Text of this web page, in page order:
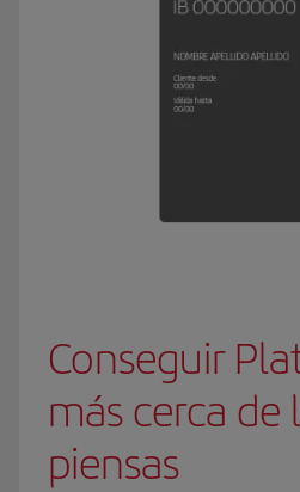
Conseguir
más cerca de
piensas